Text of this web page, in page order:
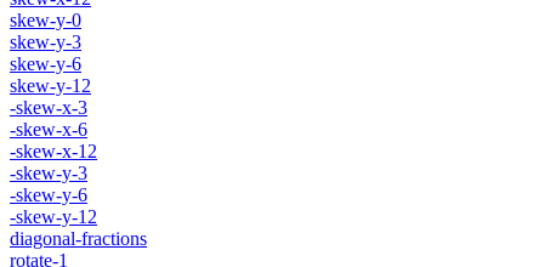
skew-y-0
skew-y-3
skew-y-6
skew-y-12
-skew-x-3
-skew-x-6
-skew-x-12
-skew-y-3
-skew-y-6
-skew-y-12
diagonal-fractions
rotate-1